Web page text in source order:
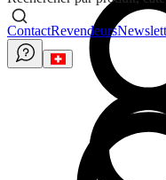
ContactRevendeurs